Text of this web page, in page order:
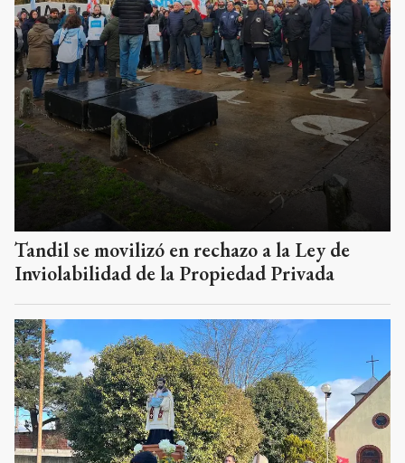
Tandil se movilizó en rechazo a la Ley de
Inviolabilidad de la Propiedad Privada